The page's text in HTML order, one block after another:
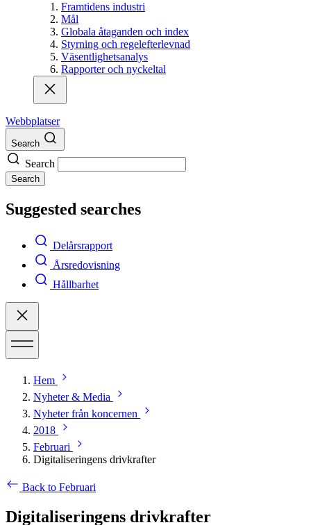
Framtidens industri
Mål
Globala åtaganden och index
Styrning och regelefterlevnad
Väsentlighetsanalys
Rapporter och nyckeltal
Webbplatser
Search
Search
Search
Suggested searches
Delårsrapport
Årsredovisning
Hållbarhet
Hem
Nyheter & Media
Nyheter från koncernen
2018
Februari
Digitaliseringens drivkrafter
Back to Februari
Digitaliseringens drivkrafter